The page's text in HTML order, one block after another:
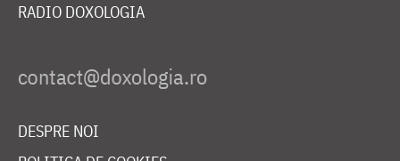
RADIO DOXOLOGIA
DESPRE NOI